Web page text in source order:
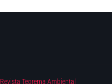
Revista Teorema Ambiental